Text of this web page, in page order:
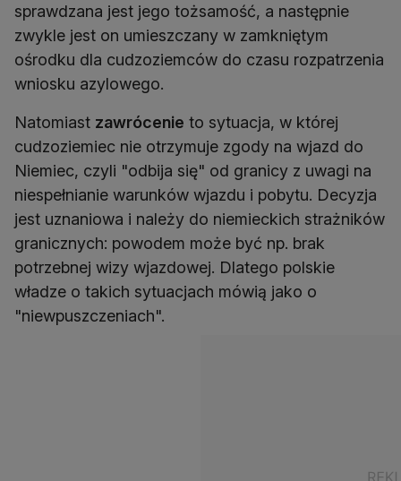
sprawdzana jest jego tożsamość, a następnie
zwykle jest on umieszczany w zamkniętym
ośrodku dla cudzoziemców do czasu rozpatrzenia
wniosku azylowego.
Natomiast zawrócenie to sytuacja, w której
cudzoziemiec nie otrzymuje zgody na wjazd do
Niemiec, czyli "odbija się" od granicy z uwagi na
niespełnianie warunków wjazdu i pobytu. Decyzja
jest uznaniowa i należy do niemieckich strażników
granicznych: powodem może być np. brak
potrzebnej wizy wjazdowej. Dlatego polskie
władze o takich sytuacjach mówią jako o
"niewpuszczeniach".